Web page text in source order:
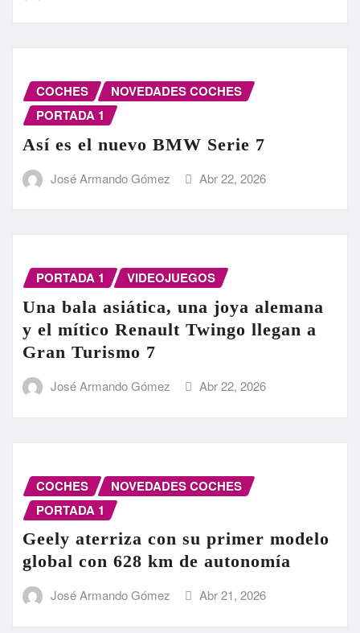
COCHES
NOVEDADES COCHES
PORTADA 1
Así es el nuevo BMW Serie 7
José Armando Gómez Abr 22, 2026
PORTADA 1 VIDEOJUEGOS
Una bala asiática, una joya alemana
y el mítico Renault Twingo llegan a
Gran Turismo 7
José Armando Gómez Abr 22, 2026
COCHES
NOVEDADES COCHES
PORTADA 1
Geely aterriza con su primer modelo
global con 628 km de autonomía
José Armando Gómez Abr 21, 2026